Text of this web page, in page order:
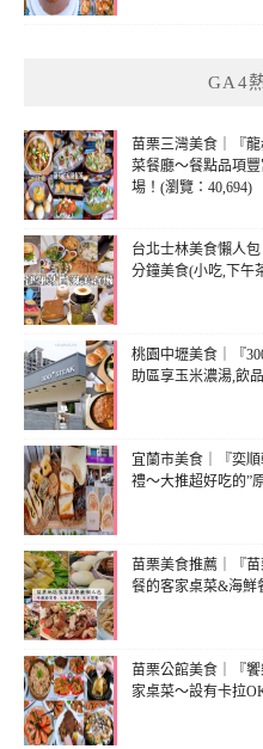
GA4
苗栗三灣美食｜『
菜餐廳～餐點品項
場！(瀏覽：40,694)
台北士林美食懶人
分鐘美食(小吃,下午
桃園中壢美食｜『
助區享玉米濃湯,飲
宜蘭市美食｜『奕
禮～大推超好吃的”
苗栗美食推薦｜『
餐的客家桌菜&海鮮
苗栗公館美食｜『
家桌菜～設有卡拉